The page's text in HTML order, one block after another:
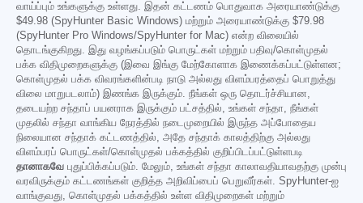
வாய்ப்பும் உங்களுக்கு உள்ளது. இதன் கட்டணம் பொதுவாக அரையாண்டுக்கு
$49.98 (SpyHunter Basic Windows) மற்றும் அரையாண்டுக்கு $79.98
(SpyHunter Pro Windows/SpyHunter for Mac) என்ற விலையில்
தொடங்குகிறது. இது வழங்கப்படும் பொருட்கள் மற்றும் பதிவு/கொள்முதல்
பக்க விதிமுறைகளுக்கு (இவை இங்கு மேற்கோளாக இணைக்கப்பட்டுள்ளன;
கொள்முதல் பக்க விவரங்களின்படி நாடு அல்லது விளம்பரத்தைப் பொறுத்து
விலை மாறுபடலாம்) இணங்க இருக்கும். நீங்கள் ஒரு தொடர்ச்சியான,
தடையற்ற சந்தாப் பயனராக இருக்கும் பட்சத்தில், உங்கள் சந்தா, நீங்கள்
முதலில் சந்தா வாங்கிய நேரத்தில் நடைமுறையில் இருந்த அப்போதைய
நிலையான சந்தாக் கட்டணத்தில், அதே சந்தாக் காலத்திற்கு அல்லது
விளம்பரப் பொருட்கள்/கொள்முதல் பக்கத்தில் குறிப்பிடப்பட்டுள்ளபடி
தானாகவே புதுப்பிக்கப்படும். மேலும், உங்கள் சந்தா காலாவதியாவதற்கு முன்பு
வரவிருக்கும் கட்டணங்கள் குறித்த அறிவிப்பைப் பெறுவீர்கள். SpyHunter-ஐ
வாங்குவது, கொள்முதல் பக்கத்தில் உள்ள விதிமுறைகள் மற்றும்